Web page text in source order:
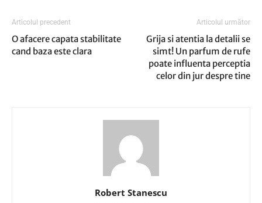
Articolul precedent
O afacere capata stabilitate
cand baza este clara
Articolul următor
Grija si atentia la detalii se
simt! Un parfum de rufe
poate influenta perceptia
celor din jur despre tine
Robert Stanescu